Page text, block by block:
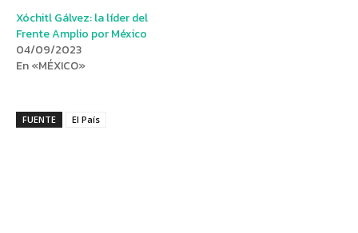
Xóchitl Gálvez: la líder del
Frente Amplio por México
04/09/2023
En «MÉXICO»
FUENTE El País